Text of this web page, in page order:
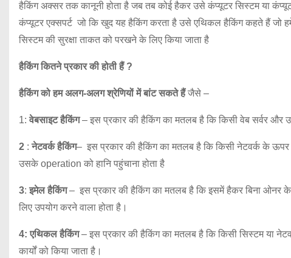
हैकिंग अक्सर तक कानूनी होता है जब तब कोई हैकर उसे कंप्यूटर सिस्टम या
कंप्यूटर एक्सपर्ट जो कि खुद यह हैकिंग करता है उसे एथिकल हैकिंग कहते हैं जो
सिस्टम की सुरक्षा ताकत को परखने के लिए किया जाता है
हैकिंग कितने प्रकार की होती हैं ?
हैकिंग को हम अलग-अलग श्रेणियों में बांट सकते हैंजैसे –
1:वेबसाइट हैकिंग– इस प्रकार की हैकिंग का मतलब है कि किसी वेब सर्वर
2 :नेटवर्क हैकिंग– इस प्रकार की हैकिंग का मतलब है कि किसी नेटवर्क के
उसके operation को हानि पहुंचाना होता है
3:इमेल हैकिंग– इस प्रकार की हैकिंग का मतलब है कि इसमें हैकर बिना ओनर
लिए उपयोग करने वाला होता है।
4: एथिकल हैकिंग– इस प्रकार की हैकिंग का मतलब है कि किसी सिस्टम या
कार्यों को किया जाता है।